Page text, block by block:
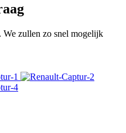
We zullen zo snel mogelijk